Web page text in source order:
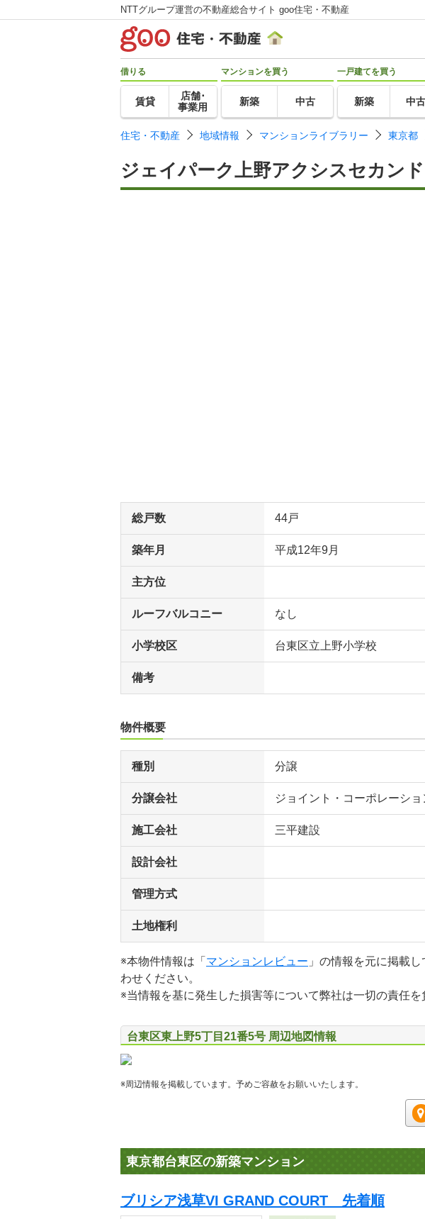
NTTグループ運営の不動産総合サイト goo住宅・不動産
借りる
賃貸
店舗･
事業用
マンションを買う
新築 中古
一戸建てを買う
新築 中古
住宅・不動産 地域情報 マンションライブラリー 東京都
ジェイパーク上野アクシスセカン
総戸数 44戸
築年月 平成12年9月
主方位
ルーフバルコニー なし
小学校区 台東区立上野小学校
備考
物件概要
種別 分譲
分譲会社 ジョイント・コーポレーショ
施工会社 三平建設
設計会社
管理方式
土地権利
※本物件情報は「 マンションレビュー 」の情報を元に掲載
わせください。
※当情報を基に発生した損害等について弊社は一切の責任
台東区東上野5丁目21番5号 周辺地図情報
※周辺情報を掲載しています。予めご容赦をお願いいたします。
東京都台東区の新築マンション
ブリシア浅草VI GRAND COURT 先着順